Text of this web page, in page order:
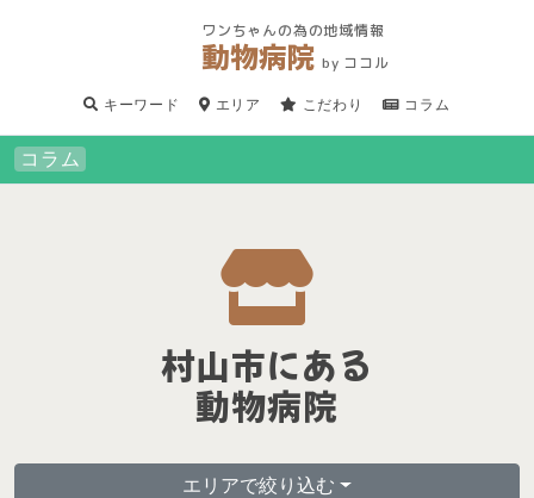
ワンちゃんの為の地域情報
動物病院by ココル
キーワード エリア こだわり コラム
コラム
村山市にある
動物病院
エリアで絞り込む